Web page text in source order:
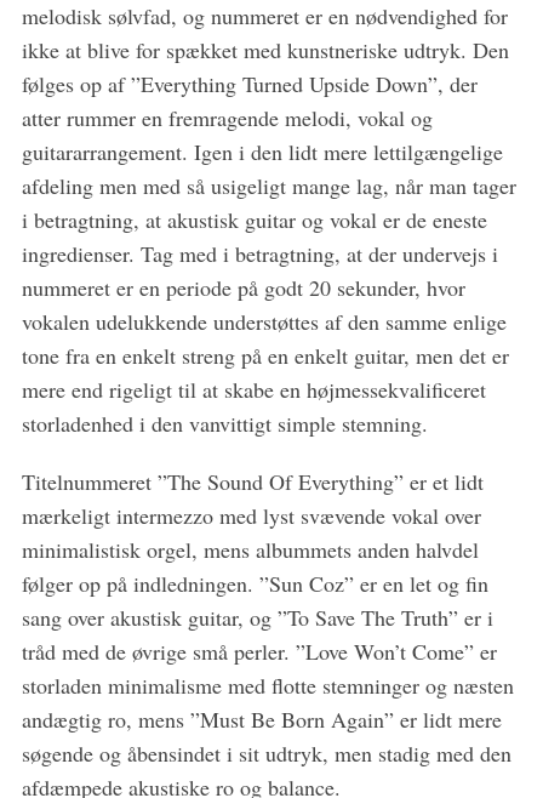
melodisk sølvfad, og nummeret er en nødvendighed for
ikke at blive for spækket med kunstneriske udtryk. Den
følges op af ”Everything Turned Upside Down”, der
atter rummer en fremragende melodi, vokal og
guitararrangement. Igen i den lidt mere lettilgængelige
afdeling men med så usigeligt mange lag, når man tager
i betragtning, at akustisk guitar og vokal er de eneste
ingredienser. Tag med i betragtning, at der undervejs i
nummeret er en periode på godt 20 sekunder, hvor
vokalen udelukkende understøttes af den samme enlige
tone fra en enkelt streng på en enkelt guitar, men det er
mere end rigeligt til at skabe en højmessekvalificeret
storladenhed i den vanvittigt simple stemning.
Titelnummeret ”The Sound Of Everything” er et lidt
mærkeligt intermezzo med lyst svævende vokal over
minimalistisk orgel, mens albummets anden halvdel
følger op på indledningen. ”Sun Coz” er en let og fin
sang over akustisk guitar, og ”To Save The Truth” er i
tråd med de øvrige små perler. ”Love Won’t Come” er
storladen minimalisme med flotte stemninger og næsten
andægtig ro, mens ”Must Be Born Again” er lidt mere
søgende og åbensindet i sit udtryk, men stadig med den
afdæmpede akustiske ro og balance.